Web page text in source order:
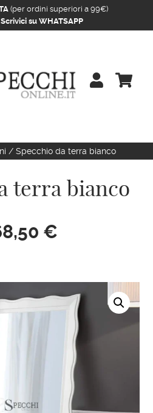
(per ordini superiori a 99€)
Scrivici su WHATSAPP
 
/ Specchio da terra bianco
terra bianco
€